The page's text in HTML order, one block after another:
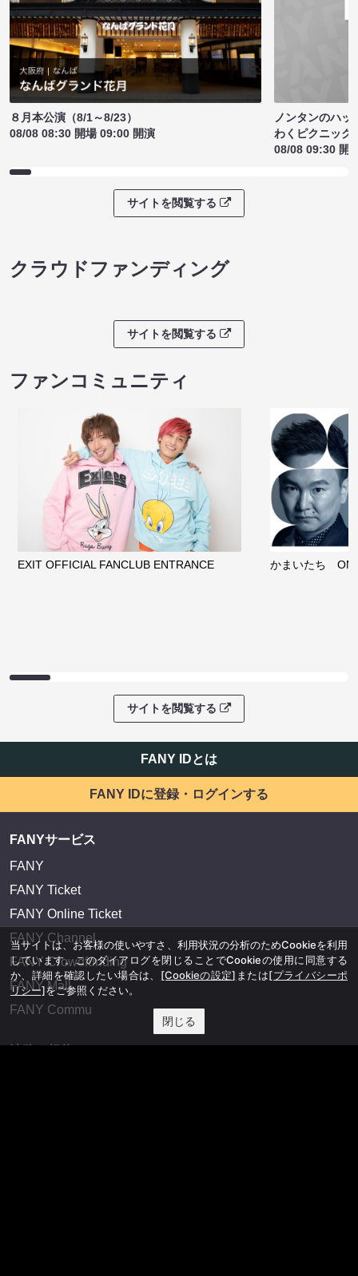
８月本公演（8/1～8/23）
08/08 08:30 開場 09:00 開演
ノンタンのハッ
わくピクニック
08/08 09:30 開
サイトを閲覧する
クラウドファンディング
サイトを閲覧する
ファンコミュニティ
EXIT OFFICIAL FANCLUB ENTRANCE かまいたち
サイトを閲覧する
FANY IDとは
FANY IDに登録・ログインする
FANYサービス
FANY
FANY Ticket
FANY Online Ticket
FANY Channel
FANY Crowdfunding
FANY Mall
FANY Commu
当サイトは、お客様の使いやすさ、利用状況の分析のためCookieを利用
しています。このダイアログを閉じることでCookieの使用に同意する
か、詳細を確認したい場合は、 [Cookieの設定] または[プライバシーポ
リシー]をご参照ください。
閉じる